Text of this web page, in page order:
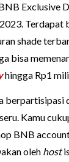
Exclusive
Terdapat
shade
bisa
hingga Rp1
berpartisipasi
Kamu
BNB
oleh host